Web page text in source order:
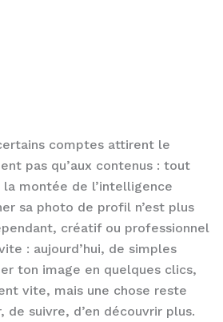
comptes attirent le
pas qu’aux contenus : tout
montée de l’intelligence
sa photo de profil n’est plus
créatif ou professionnel
: aujourd’hui, de simples
ton image en quelques clics,
vite, mais une chose reste
suivre, d’en découvrir plus.